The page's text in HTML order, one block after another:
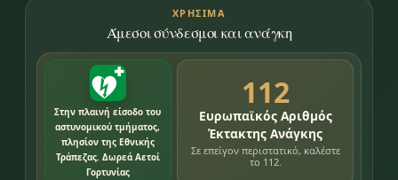
ΧΡΉΣΙΜΑ
Άμεσοι σύνδεσμοι και ανάγκη
Στην πλαινή είσοδο του
αστυνομικού τμήματος,
πλησίον της Εθνικής
Τράπεζας. Δωρεά Αετοί
Γορτυνίας
112
Ευρωπαϊκός Αριθμός
Έκτακτης Ανάγκης
Σε επείγον περιστατικό, καλέστε
το 112.